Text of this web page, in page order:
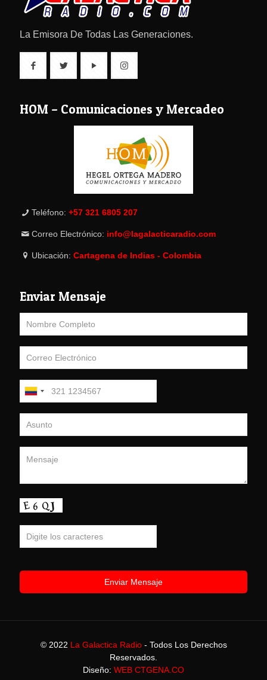
La Emisora De Todas Las Generaciones.
HOM – Comunicaciones y Mercadeo
Teléfono: +57 321 6805 207
Correo Electrónico: info@lagalacticaradio.com
Ubicación: Cartagena de Indias - Colombia
Enviar Mensaje
© 2022 La Galactica Radio- Todos Los Derechos
Reservados.
Diseño: WEB CTGENA.CO